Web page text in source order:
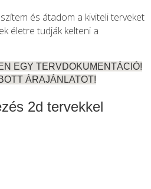
és átadom a kiviteli terveket
életre tudják kelteni a
EGY TERVDOKUMENTÁCIÓ!
ÁRAJÁNLATOT!
2d tervekkel